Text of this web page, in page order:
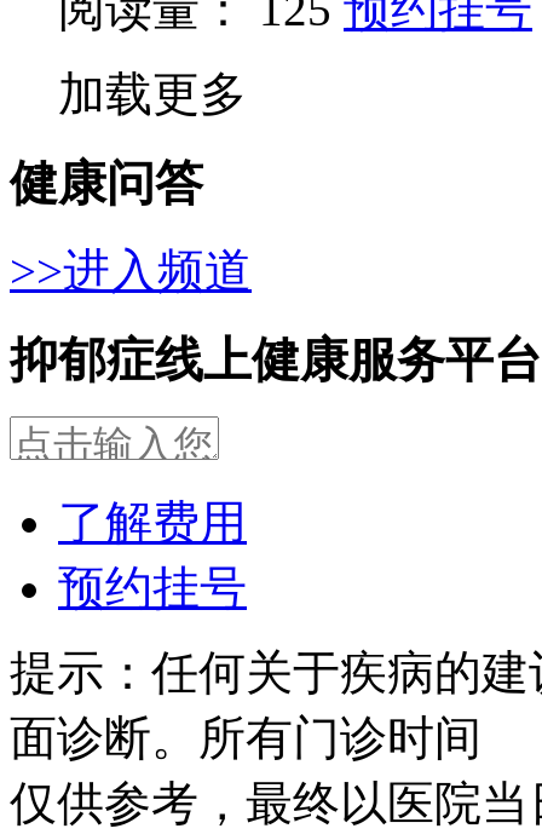
加载更多
健康问答
>>进入频道
抑郁症线上健康服务平台
了解费用
预约挂号
提示：任何关于疾病的
面诊断。所有门诊时间
仅供参考，最终以医院